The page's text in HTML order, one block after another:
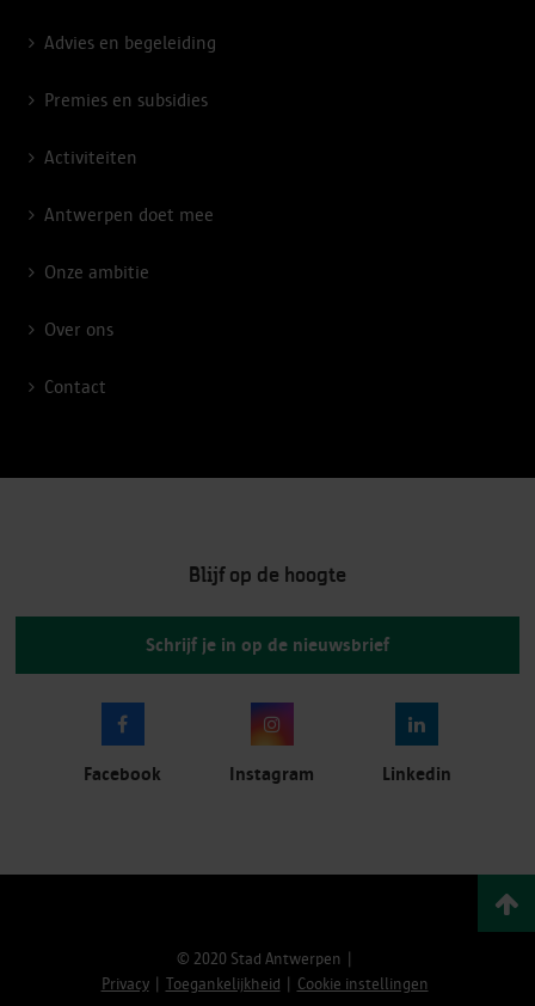
Advies en begeleiding
Premies en subsidies
Activiteiten
Antwerpen doet mee
Onze ambitie
Over ons
Contact
Blijf op de hoogte
Schrijf je in op de nieuwsbrief
Facebook Instagram Linkedin
© 2020 Stad Antwerpen
Privacy
Toegankelijkheid Cookie instellingen